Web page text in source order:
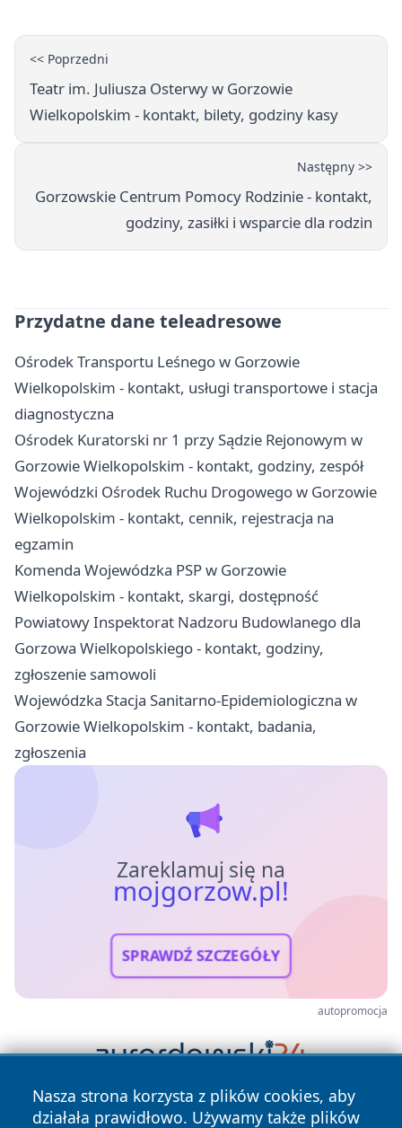
<< Poprzedni
Teatr im. Juliusza Osterwy w Gorzowie
Wielkopolskim - kontakt, bilety, godziny kasy
Następny >>
Gorzowskie Centrum Pomocy Rodzinie - kontakt,
godziny, zasiłki i wsparcie dla rodzin
Przydatne dane teleadresowe
Ośrodek Transportu Leśnego w Gorzowie
Wielkopolskim - kontakt, usługi transportowe i stacja
diagnostyczna
Ośrodek Kuratorski nr 1 przy Sądzie Rejonowym w
Gorzowie Wielkopolskim - kontakt, godziny, zespół
Wojewódzki Ośrodek Ruchu Drogowego w Gorzowie
Wielkopolskim - kontakt, cennik, rejestracja na
egzamin
Komenda Wojewódzka PSP w Gorzowie
Wielkopolskim - kontakt, skargi, dostępność
Powiatowy Inspektorat Nadzoru Budowlanego dla
Gorzowa Wielkopolskiego - kontakt, godziny,
zgłoszenie samowoli
Wojewódzka Stacja Sanitarno-Epidemiologiczna w
Gorzowie Wielkopolskim - kontakt, badania,
zgłoszenia
Zareklamuj się na
mojgorzow.pl!
SPRAWDŹ SZCZEGÓŁY
autopromocja
Nasza strona korzysta z plików cookies, aby
działała prawidłowo. Używamy także plików